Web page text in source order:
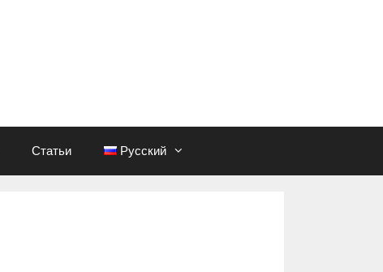
Статьи Русский